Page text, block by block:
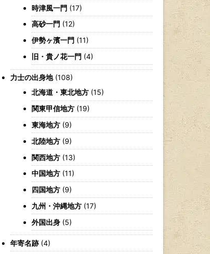
時津風一門 (17)
高砂一門 (12)
伊勢ヶ濱一門 (11)
旧・貴ノ花一門 (4)
力士の出身地(108)
北海道・東北地方 (15)
関東甲信地方 (19)
東海地方 (9)
北陸地方 (9)
関西地方 (13)
中国地方 (11)
四国地方 (9)
九州・沖縄地方 (17)
外国出身 (5)
年寄名跡(4)